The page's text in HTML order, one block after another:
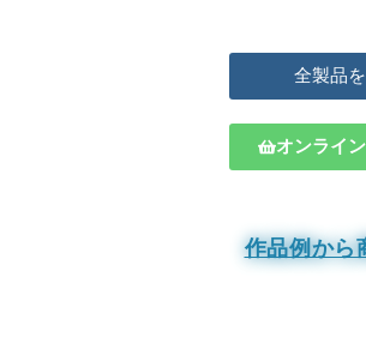
全製品
オンライ
作品例から